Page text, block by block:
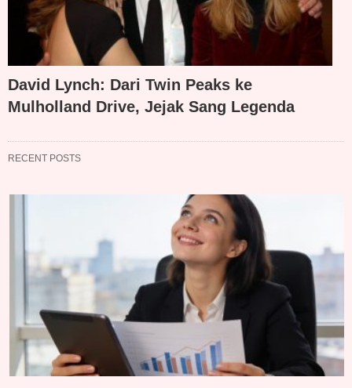
David Lynch: Dari Twin Peaks ke
Mulholland Drive, Jejak Sang Legenda
RECENT POSTS